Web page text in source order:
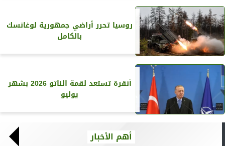
روسيا تحرر أراضي جمهورية لوغانسك
بالكامل
أنقرة تستعد لقمة الناتو 2026 بشهر
يوليو
أهم الأخبار